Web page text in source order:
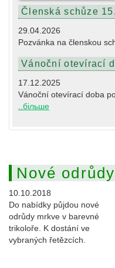
Členská schůze
29.04.2026
Pozvánka na členskou
Vánoční otevírací
17.12.2025
Vánoční otevírací doba
..більше
Nové
10.10.2018
Do nabídky půjdou nové
odrůdy mrkve v barevné
trikoloře. K dostání ve
vybraných řetězcích.